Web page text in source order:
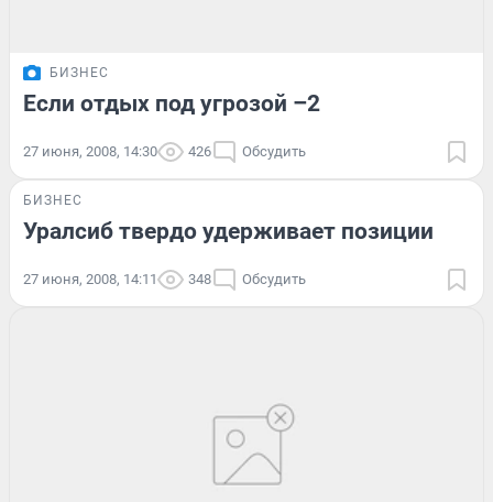
БИЗНЕС
Если отдых под угрозой –2
27 июня, 2008, 14:30 426 Обсудить
БИЗНЕС
Уралсиб твердо удерживает позиции
27 июня, 2008, 14:11 348 Обсудить